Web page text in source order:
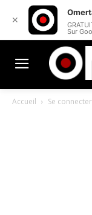
Accueil Se connecter
✕
Sur